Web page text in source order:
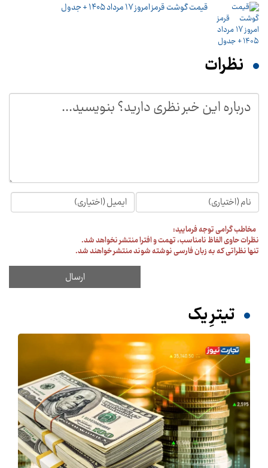
قیمت گوشت قرمز امروز 17 مرداد ۱۴۰۵ + جدول
نظرات
مخاطب گرامی توجه فرمایید:
نظرات حاوی الفاظ نامناسب، تهمت و افترا منتشر نخواهد شد.
تنها نظراتی که به زبان فارسی نوشته شوند منتشر خواهند شد.
تیترِ یک